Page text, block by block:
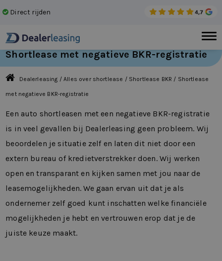
Direct rijden
Shortlease met negatieve BKR-registratie
Dealerleasing /Alles over shortlease / Shortlease BKR / Shortlease
met negatieve BKR-registratie
Een auto shortleasen met een negatieve BKR-registratie
is in veel gevallen bij Dealerleasing geen probleem. Wij
beoordelen je situatie zelf en laten dit niet door een
extern bureau of kredietverstrekker doen. Wij werken
open en transparant en kijken samen met jou naar de
leasemogelijkheden. We gaan ervan uit dat je als
ondernemer zelf goed kunt inschatten welke financiële
mogelijkheden je hebt en vertrouwen erop dat je de
juiste keuze maakt.